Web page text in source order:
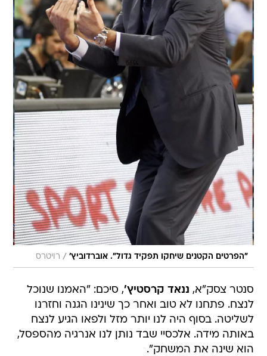
"הפרטים הקטנים שיחקו תפקיד גדול". אוברדוביץ' / רויטרס
סנטר צסק"א, ננאד קרסטיץ', סיכם: "האמנו שנוכל
לנצח. פתחנו לא טוב ואחר כך שינינו הגנה וחזרנו
לשליטה. בסוף היה לנו יותר מזל ולפאו הגיע לנצח
באותה מידה. אלכסיי שבד נותן לנו אנרגיה מהספסל,
הוא שינה את המשחק".